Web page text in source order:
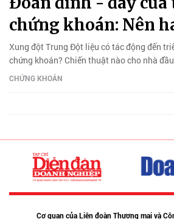
chứng khoán: Nên
Xung đột Trung Đột liệu có tác động đến
chứng khoán? Chiến thuật nào cho nhà
CHỨNG KHOÁN
Cơ quan của Liên đoàn Thương mại và